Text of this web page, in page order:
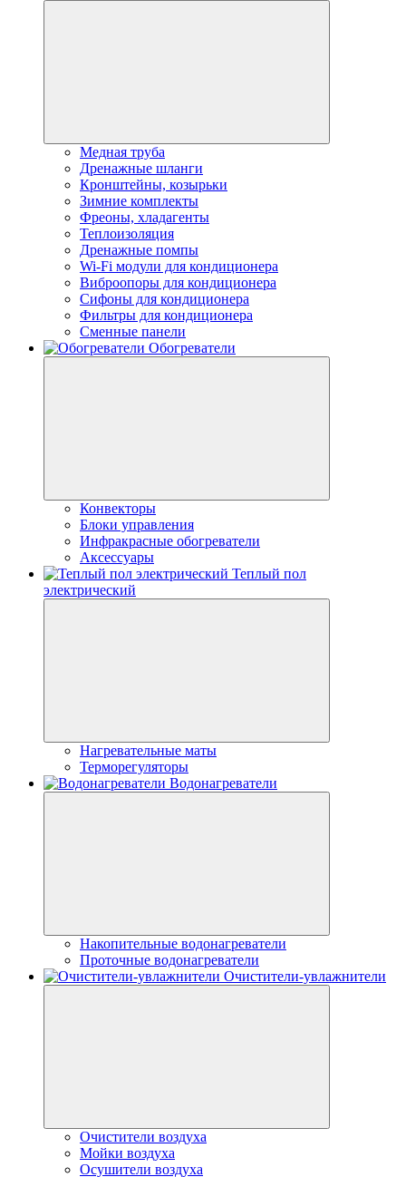
Медная труба
Дренажные шланги
Кронштейны, козырьки
Зимние комплекты
Фреоны, хладагенты
Теплоизоляция
Дренажные помпы
Wi-Fi модули для кондиционера
Виброопоры для кондиционера
Сифоны для кондиционера
Фильтры для кондиционера
Сменные панели
Обогреватели
Конвекторы
Блоки управления
Инфракрасные обогреватели
Аксессуары
Теплый пол
электрический
Нагревательные маты
Терморегуляторы
Водонагреватели
Накопительные водонагреватели
Проточные водонагреватели
Очистители-увлажнители
Очистители воздуха
Мойки воздуха
Осушители воздуха